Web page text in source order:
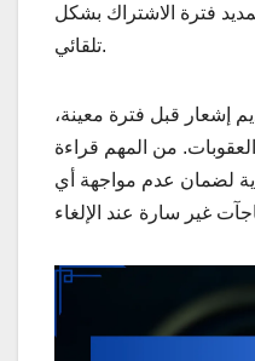
فترة الاشتراك بشكل
تلقائي.
إشعار قبل فترة معينة،
العقوبات. من المهم قراءة
لضمان عدم مواجهة أي